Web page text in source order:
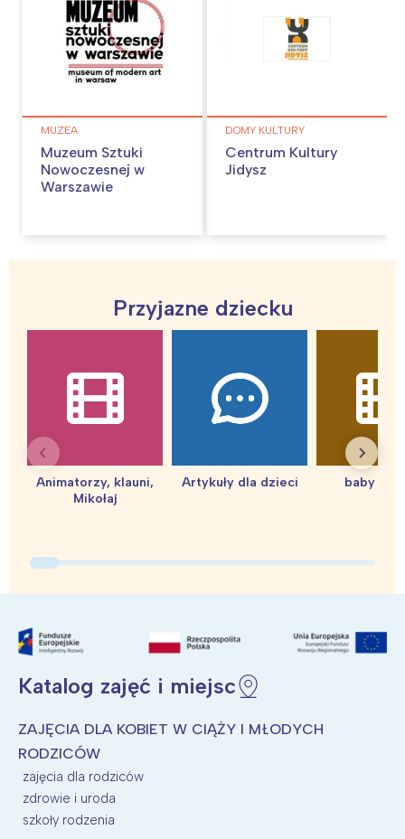
MUZEA
Muzeum Sztuki
Nowoczesnej w
Warszawie
DOMY KULTURY
Centrum Kultury
Jidysz
Przyjazne dziecku
Animatorzy, klauni,
Mikołaj
Artykuły dla dzieci baby
Katalog zajęć i miejsc
ZAJĘCIA DLA KOBIET W CIĄŻY I MŁODYCH
RODZICÓW
zajęcia dla rodziców
zdrowie i uroda
szkoły rodzenia